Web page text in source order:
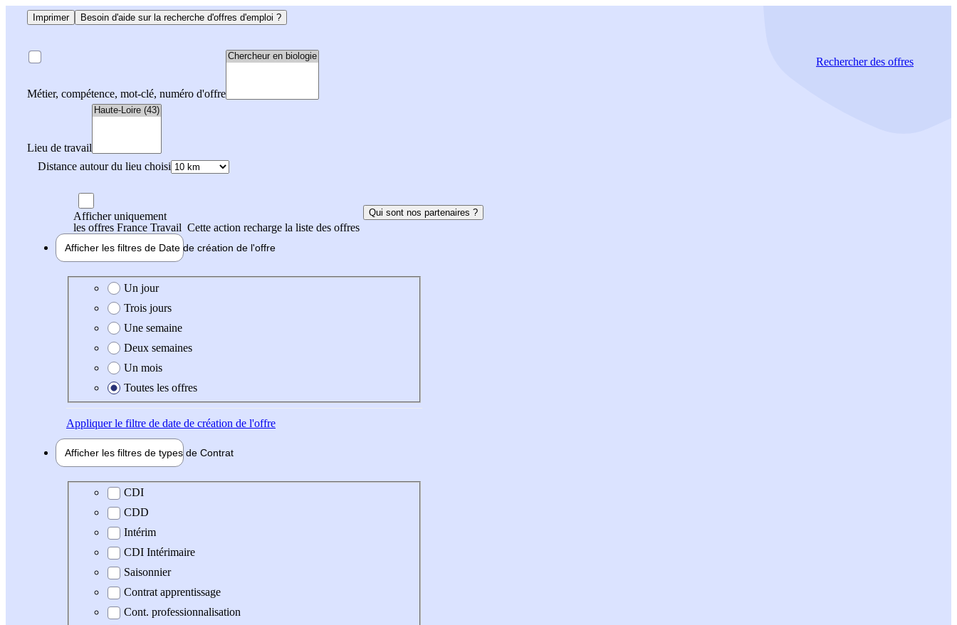
Imprimer Besoin d'aide sur la recherche d'offres d'emploi ?
Métier, compétence, mot-clé, numéro d'offre
Lieu de travail
Distance autour du lieu choisi
Rechercherdes offres
Afficher uniquement
les offres France Travail Cette action recharge la liste des offres
Qui sont nos partenaires ?
Afficher les filtres de Date de création de l'offre
Date de création de l'offre
Un jour
Trois jours
Une semaine
Deux semaines
Un mois
Toutes les offres
Appliquerle filtre de date de création de l'offre
Afficher les filtres de types de Contrat
Type de contrat
CDI
CDD
Intérim
CDI Intérimaire
Saisonnier
Contrat apprentissage
Cont. professionnalisation